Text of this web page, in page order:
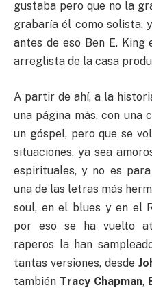
gustaba pero que no la
grabaría él como solista,
antes de eso Ben E.
arreglista de la casa
A partir de ahí, a la
una página más, con una
un góspel, pero que se
situaciones, ya sea
espirituales, y no es para
una de las letras más
soul, en el blues y en el
por eso se ha vuelto
raperos la han
tantas versiones, desde
también Tracy Chapman,